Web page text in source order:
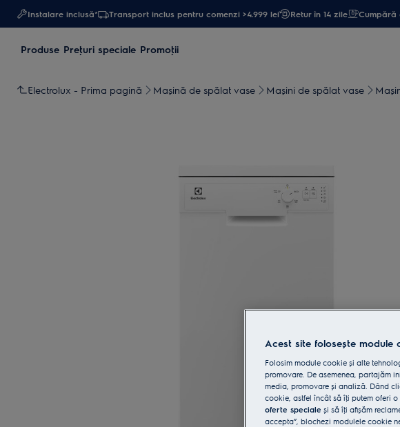
Instalare inclusă* Transport inclus pentru comenzi >4.999 lei Retur în 14 zile Cumpără
Produse Preţuri speciale Promoţii
Electrolux - Prima pagină Mașină de spălat vase Maşini de spălat vase
Acest site folosește
Folosim module cookie și alte
promovare. De asemenea, partajăm
media, promovare și analiză. Dând
cookie, astfel încât să îţi putem oferi o
oferte speciale și să îţi afișăm
accepta”, blochezi modulele cookie